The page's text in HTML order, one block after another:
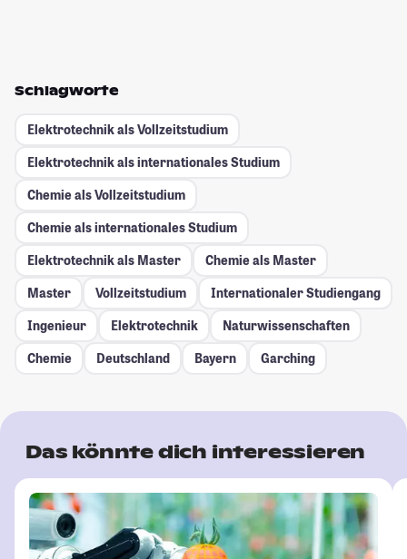
Schlagworte
Elektrotechnik als Vollzeitstudium
Elektrotechnik als internationales Studium
Chemie als Vollzeitstudium
Chemie als internationales Studium
Elektrotechnik als Master
Chemie als Master
Master
Vollzeitstudium
Internationaler Studiengang
Ingenieur
Elektrotechnik
Naturwissenschaften
Chemie
Deutschland Bayern Garching
Das könnte dich interessieren